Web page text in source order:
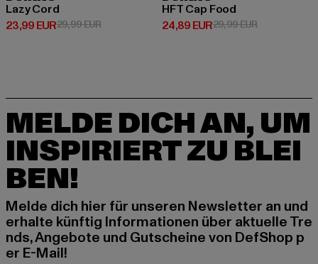
Lazy Cord
23,99 EUR
Derzeitiger Preis: 23,99 EUR
29,99 EURAktionspreis: 29,99 EUR
HFT Cap Food
24,89 EUR
Derzeitiger Preis: 24,89 EUR
29,99 EURAktionspreis:
MELDE DICH AN, UM
INSPIRIERT ZU BLEI
BEN!
Melde dich hier für unseren Newsletter an und
erhalte künftig Informationen über aktuelle Tre
nds, Angebote und Gutscheine von DefShop p
er E-Mail!